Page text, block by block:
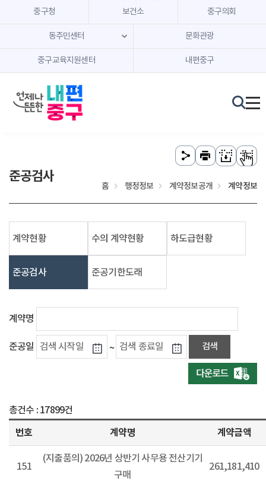
본문 내용 바로가기
주메뉴 바로가기
중구청 보건소 중구의회
동주민센터 문화관광
중구교육지원센터 내편중구
준공검사
홈 행정정보 계약정보공개 계약정보
계약현황 수의 계약현황 하도급현황
준공검사 준공기한도래
계약명
준공일 ~
총건수 : 17899건
번호 계약명 계약금액
151
(지출품의) 2026년 상반기 사무용 전산기기
구매
261,181,410